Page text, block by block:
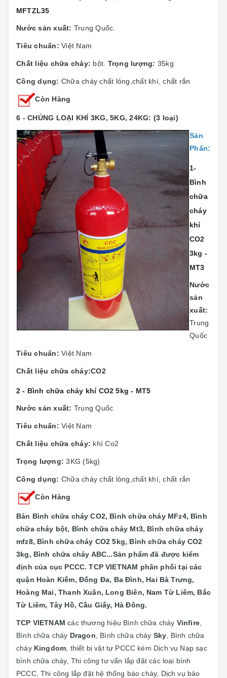
MFTZL35
Nước sản xuất: Trung Quốc.
Tiêu chuẩn: Việt Nam
Chất liệu chữa cháy: bột. Trọng lượng: 35kg
Công dụng: Chữa cháy chất lỏng,chất khí, chất rắn
Còn Hàng
6 - CHỦNG LOẠI KHÍ 3KG, 5KG, 24KG: (3 loại)
Sản
Phẩn:
1-
Bình
chữa
cháy
khí
CO2
3kg -
MT3
Nước
sản
xuất:
Trung
Quốc
Tiêu chuẩn: Việt Nam
Chất liệu chữa cháy:CO2
2 - Bình chữa cháy khí CO2 5kg - MT5
Nước sản xuất: Trung Quốc
Tiêu chuẩn: Việt Nam
Chất liệu chữa cháy: khí Co2
Trọng lượng: 3KG (5kg)
Công dụng: Chữa cháy chất lỏng,chất khí, chất rắn
Còn Hàng
Bán Bình chữa cháy CO2, Bình chữa cháy MFz4, Bình
chữa cháy bột, Bình chữa cháy Mt3, Bình chữa cháy
mfz8, Bình chữa cháy CO2 5kg, Bình chữa cháy CO2
3kg, Bình chữa cháy ABC...Sản phẩm đã được kiểm
định của cục PCCC. TCP VIETNAM phân phối tại các
quận Hoàn Kiếm, Đống Đa, Ba Đình, Hai Bà Trưng,
Hoàng Mai, Thanh Xuân, Long Biên, Nam Từ Liêm, Bắc
Từ Liêm, Tây Hồ, Cầu Giấy, Hà Đông.
TCP VIETNAM các thương hiệu Bình chữa cháy Vinfire
Bình chữa cháy Dragon , Bình chữa cháy Sky , Bình chữa
cháy Kingdom , thiết bị vật tự PCCC kèm Dịch vụ Nạp sạc
bình chữa cháy, Thi công tư vấn lắp đặt các loại bình
PCCC, Thi công lắp đặt hệ thống báo cháy, Dịch vụ bảo